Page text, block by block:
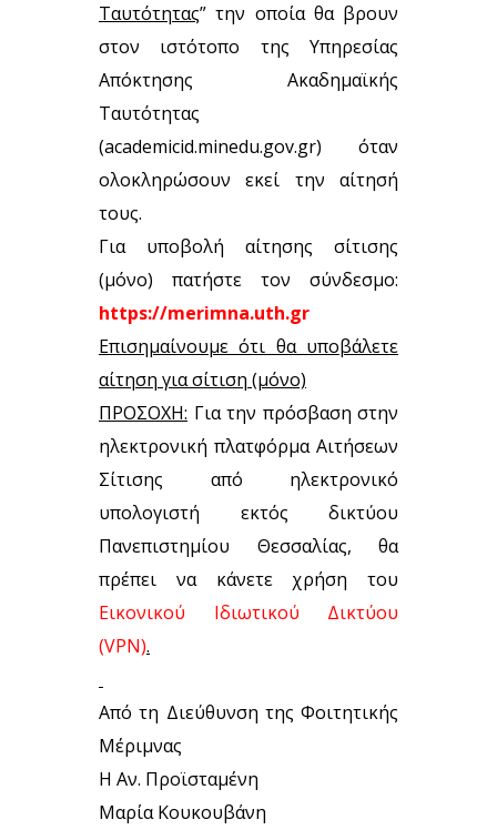
Ταυτότητας” την οποία θα βρουν
στον ιστότοπο της Υπηρεσίας
Απόκτησης Ακαδημαϊκής
Ταυτότητας
(academicid.minedu.gov.gr) όταν
ολοκληρώσουν εκεί την αίτησή
τους.
Για υποβολή αίτησης σίτισης
(μόνο) πατήστε τον σύνδεσμο:
https://merimna.uth.gr
Επισημαίνουμε ότι θα υποβάλετε
αίτηση για σίτιση (μόνο)
ΠΡΟΣΟΧΗ: Για την πρόσβαση στην
ηλεκτρονική πλατφόρμα Αιτήσεων
Σίτισης από ηλεκτρονικό
υπολογιστή εκτός δικτύου
Πανεπιστημίου Θεσσαλίας, θα
πρέπει να κάνετε χρήση του
Εικονικού Ιδιωτικού Δικτύου
(VPN).
Από τη Διεύθυνση της Φοιτητικής
Μέριμνας
Η Αν. Προϊσταμένη
Μαρία Κουκουβάνη